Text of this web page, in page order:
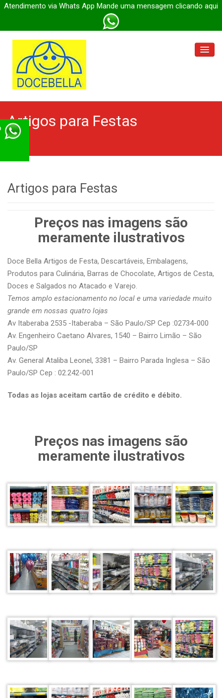
Atendimento via Whats App Mande uma mensagem clicando aqui
Docebella Parada Inglesa
Docebella Engenheiro
Docebella
Artigos para Festas
Artigos para Festas
Preços nas imagens são
meramente ilustrativos
Doce Bella Artigos de Festa, Descartáveis, Embalagens,
Produtos para Culinária, Barras de Chocolate, Artigos de Cesta,
Doces e Salgados no Atacado e Varejo.
Temos amplo estacionamento no local e uma variedade muito
grande em nossas quatro lojas
Av Itaberaba 2535 -Itaberaba – São Paulo/SP Cep :02734-000
Av. Engenheiro Caetano Alvares, 1540 – Bairro Limão – São
Paulo/SP
Av. General Ataliba Leonel, 3381 – Bairro Parada Inglesa – São
Paulo/SP Cep : 02.242-001
Todas as lojas aceitam cartão de crédito e débito.
Preços nas imagens são
meramente ilustrativos